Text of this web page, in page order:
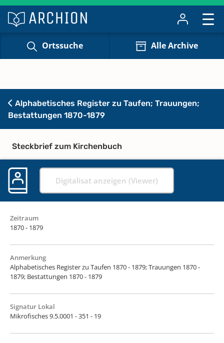
Ortssuche Alle Archive
Alphabetisches Register zu Taufen; Trauungen;
Bestattungen 1870-1879
Steckbrief zum Kirchenbuch
Digitalisat anzeigen (Viewer)
Zeitraum
1870 - 1879
Anmerkung
Alphabetisches Register zu Taufen 1870 - 1879; Trauungen 1870 -
1879; Bestattungen 1870 - 1879
Signatur Lokal
Mikrofisches 9.5.0001 - 351 - 19